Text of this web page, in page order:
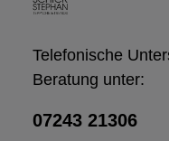
Telefonische
Beratung unter:
07243 21306